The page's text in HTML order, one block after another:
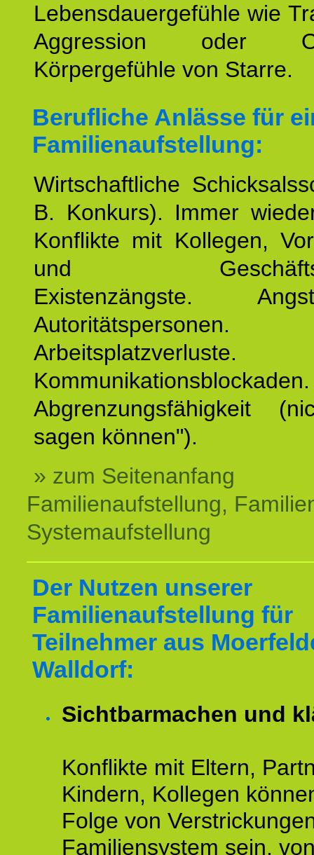
Lebensdauergefühle wie
Aggression oder
Körpergefühle von Starre.
Berufliche Anlässe für
Familienaufstellung:
Wirtschaftliche
B. Konkurs). Immer
Konflikte mit Kollegen,
und
Existenzängste.
Autoritätspersonen.
Arbeitsplatzverluste.
Abgrenzungsfähigkeit
sagen können").
» zum Seitenanfang
Familienaufstellung,
Systemaufstellung
Der Nutzen unserer
Familienaufstellung für
Teilnehmer aus
Walldorf:
Sichtbarmachen und
Konflikte mit Eltern,
Kindern, Kollegen
Folge von
Familiensystem sein,